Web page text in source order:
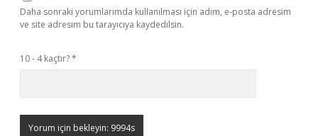
Daha sonraki yorumlarımda kullanılması için adım, e-posta adresim
ve site adresim bu tarayıcıya kaydedilsin.
10 - 4 kaçtır?*